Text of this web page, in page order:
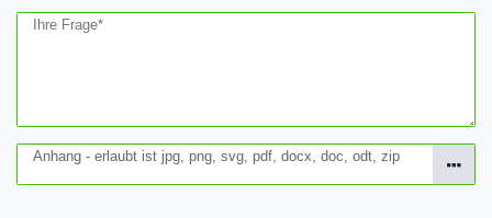
Ihre Frage*
Anhang - erlaubt ist jpg, png, svg, pdf, docx, doc, odt, zip